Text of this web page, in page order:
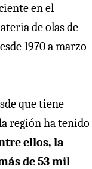
en el
de olas de
1970 a marzo
que tiene
región ha tenido
ellos, la
de 53 mil